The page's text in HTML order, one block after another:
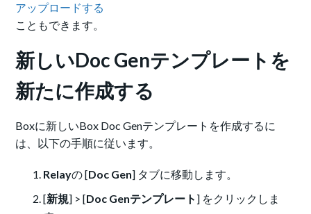
アップロードする
こともできます。
新しいDoc Genテンプレートを
新たに作成する
Boxに新しいBox Doc Genテンプレートを作成するに
は、以下の手順に従います。
Relayの [Doc Gen] タブに移動します。
[新規] > [Doc Genテンプレート ] をクリックしま